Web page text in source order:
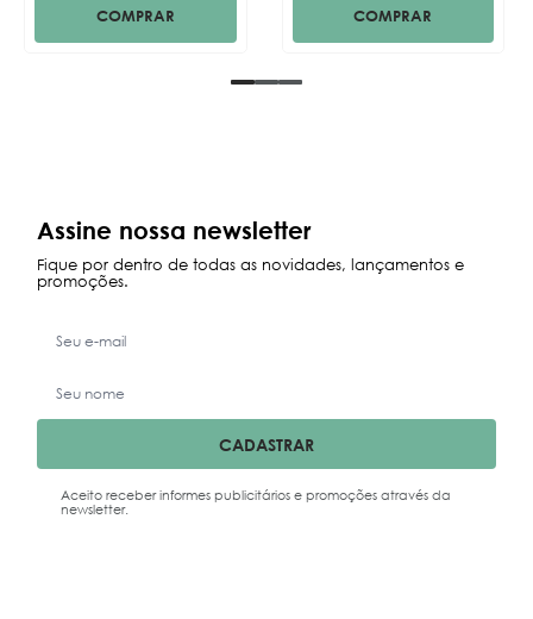
COMPRAR COMPRAR
Assine nossa newsletter
Fique por dentro de todas as novidades, lançamentos e
promoções.
CADASTRAR
Aceito receber informes publicitários e promoções através da
newsletter.